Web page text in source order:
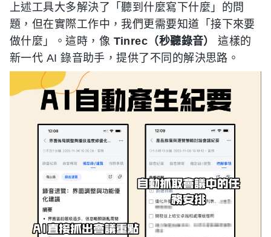
上述工具大多解決了「聽到什麼寫下什麼」的問
題，但在實際工作中，我們更需要知道「接下來要
做什麼」。這時，像 Tinrec（秒聽錄音）
這樣的
新一代 AI 錄音助手，提供了不同的解決思路。